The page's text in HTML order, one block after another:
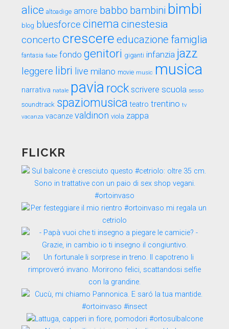
alice altoadige amore babbo bambini bimbi
blog bluesforce cinema cinestesia
concerto crescere educazione famiglia
fantasia fiabe fondo genitori giganti infanzia jazz
leggere libri live milano movie music musica
narrativa natale pavia rock scrivere scuola sesso
soundtrack spaziomusica teatro trentino tv
vacanza vacanze valdinon viola zappa
FLICKR